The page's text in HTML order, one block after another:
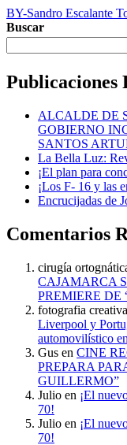
BY-Sandro Escalante
Buscar
Publicaciones
ALCALDE DE
GOBIERNO
SANTOS
La Bella Luz:
¡El plan para
¡Los F- 16 y las
Encrucijadas de
Comentarios
cirugía
CAJAMARCA
PREMIERE DE
fotografia creativa
Liverpool y
automovilístico
Gus en CINE
PREPARA
GUILLERMO”
Julio en ¡El
70!
Julio en ¡El
70!